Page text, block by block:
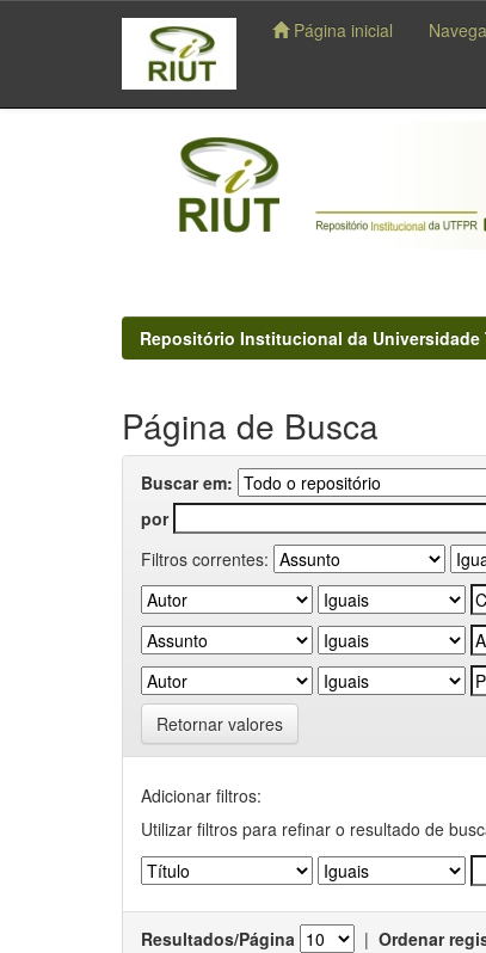
navigation
Página inicial
Repositório Institucional da Universidade
Página de Busca
Buscar em:
por
Filtros correntes:
Retornar valores
Adicionar filtros:
Utilizar filtros para refinar o resultado de
Resultados/Página | Ordenar